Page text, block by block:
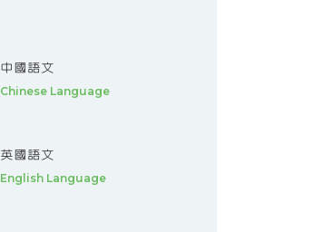
中國語文
Chinese Language
英國語文
English Language